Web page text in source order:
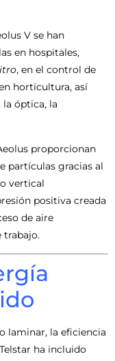
V se han
en hospitales,
, en el control de
horticultura, así
óptica, la
proporcionan
partículas gracias al
vertical
positiva creada
de aire
trabajo.
laminar, la eficiencia
ha incluido